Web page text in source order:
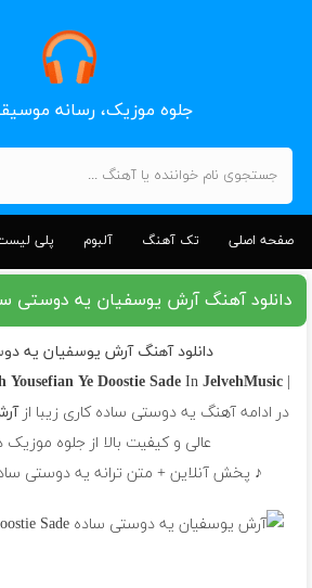
جلوه موزیک، رسانه
صفحه اصلی تک آهنگ آلبوم پلی
دانلود آهنگ آرش یوسفیان یه دوستی
دانلود آهنگ آرش یوسفیان یه
| Download Song
Yousefian Ye Doostie Sade InJelvehMusic |
در ادامه آهنگ یه دوستی ساده کاری زیبا از
عالی و کیفیت بالا از جلوه موزیک
♪ پخش آنلاین + متن ترانه یه دوستی